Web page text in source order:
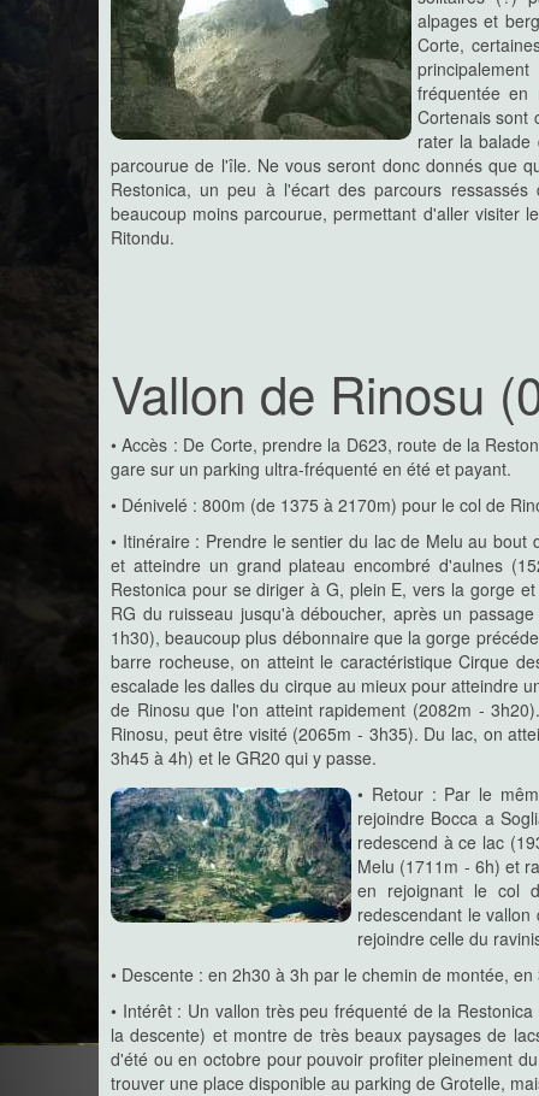
Spectacle bucolique de
grasse et bien verte, des
début du Tavignanu, des
des versants rocheux qui
Capu d'Ortu
C'est la montagne qui symbolise
montagne dans la mer, tant ce
la mer et la surplombe en quelque sorte !
La randonnée, assez facile par elle-même, est
faisant passer de l'ambiance marine de Piana aux
cîme...
l'Ouest, du sentier menant au lac de Melu : vallon
sonCirque des Cascades et ses lacs d'altitude à son
Ravin de Valdaniellu - Lac de l'Oriente par la
Beaucoup de randonnées
archi-connues et bien
grand nombre peu
(Timozzu, Riviseccu,
est une des voies d'accès fréquentées pour monter au
aller visiter le beau lac de l'Oriente, mais pourquoi ne
original pour aller y faire un tour et le voir sous un autre
Ici est décrite une boucle empruntant des vestiges
pour grimper sur la crête Punta Grottelle - Pointe 2456
et redescendant par le lac de l'Oriente et l'itinéraire
Lomentu et Timozzu. Une belle randonnée dont la
déroule partiellement hors sentiers et une deuxième
parcourir dans un des plus beaux vallons secondaires
Monte Ritondu par le Verghjellu
Le deuxième sommet corse
plusieurs visites tant les
et tant il y a de paysages
Cet itinéraire fait parcourir la vallée du Verghjellu,
Cortenais, atteint le refuge bien connu de Petra
"normale" du Ritondu (nommé ainsi par les
son grand lac au nom fluctuant et contesté et par la
Lac de Crenu et refuge de Manganu
Encore un lac
possèder des rives peuplées
De ce fait, ce lac semble
ses congénères plus aérés et est nimbé d'une
de Manganu dans la foulée complète agréablement
alpages et
Corte,
fréquentée
Cortenais sont
rater la balade
parcourue de l'île. Ne vous seront donc donnés que
Restonica, un peu à l'écart des parcours
beaucoup moins parcourue, permettant d'aller visiter
Ritondu.
Vallon de Rinosu
• Accès : De Corte, prendre la D623, route de la
gare sur un parking ultra-fréquenté en été et payant.
• Dénivelé : 800m (de 1375 à 2170m) pour le col de
• Itinéraire : Prendre le sentier du lac de Melu au
et atteindre un grand plateau encombré d'aulnes
Restonica pour se diriger à G, plein E, vers la gorge
RG du ruisseau jusqu'à déboucher, après un
1h30), beaucoup plus débonnaire que la gorge
barre rocheuse, on atteint le caractéristique Cirque
escalade les dalles du cirque au mieux pour atteindre
de Rinosu que l'on atteint rapidement (2082m -
Rinosu, peut être visité (2065m - 3h35). Du lac, on
3h45 à 4h) et le GR20 qui y passe.
• Retour : Par le
rejoindre Bocca a
redescend à ce lac
Melu (1711m - 6h) et
en rejoignant le col
redescendant le
rejoindre celle du
• Descente : en 2h30 à 3h par le chemin de montée,
• Intérêt : Un vallon très peu fréquenté de la
la descente) et montre de très beaux paysages de
d'été ou en octobre pour pouvoir profiter pleinement
trouver une place disponible au parking de Grotelle,